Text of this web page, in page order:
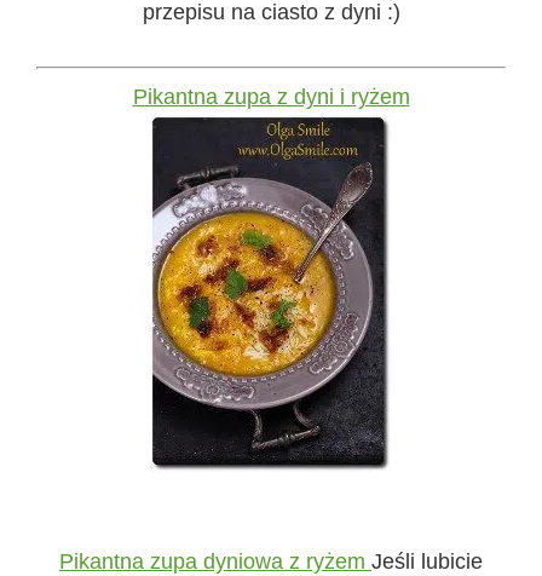
przepisu na ciasto z dyni :)
Pikantna zupa z dyni i ryżem
Pikantna zupa dyniowa z ryżem Jeśli lubicie